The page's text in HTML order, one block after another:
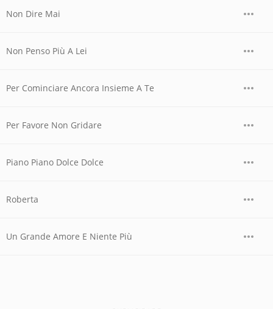
Non Dire Mai
Non Penso Più A Lei
Per Cominciare Ancora Insieme A Te
Per Favore Non Gridare
Piano Piano Dolce Dolce
Roberta
Un Grande Amore E Niente Più